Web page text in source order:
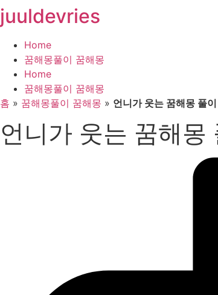
콘
텐
뛰
juuldevries
Home
꿈해몽풀이 꿈해몽
Home
꿈해몽풀이 꿈해몽
홈 » 꿈해몽풀이 꿈해몽 » 언니가 웃는 꿈해몽 풀
언니가 웃는 꿈해몽